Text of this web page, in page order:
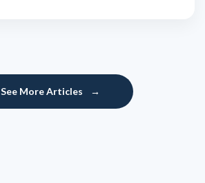
See More Articles →